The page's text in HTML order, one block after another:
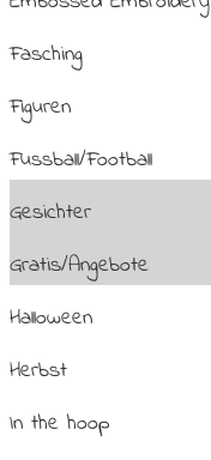
Fasching
Figuren
Fussball/Football
Gesichter
Gratis/Angebote
Halloween
Herbst
In the hoop